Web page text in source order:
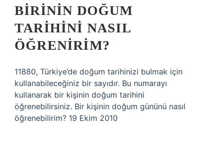
BIRININ DOĞUM
TARIHINI NASIL
ÖĞRENIRIM?
11880, Türkiye’de doğum tarihinizi bulmak için
kullanabileceğiniz bir sayıdır. Bu numarayı
kullanarak bir kişinin doğum tarihini
öğrenebilirsiniz. Bir kişinin doğum gününü nasıl
öğrenebilirim? 19 Ekim 2010